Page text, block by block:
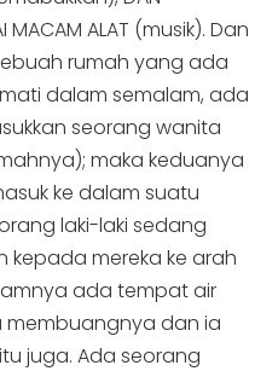
MACAM ALAT (musik). Dan
rumah yang ada
dalam semalam, ada
seorang wanita
maka keduanya
ke dalam suatu
laki-laki sedang
kepada mereka ke arah
ada tempat air
membuangnya dan ia
juga. Ada seorang